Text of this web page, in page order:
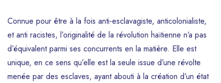
Connue pour être à la fois anti-esclavagiste, anticolonialiste,
et anti racistes, l’originalité de la révolution haïtienne n’a pas
d’équivalent parmi ses concurrents en la matière. Elle est
unique, en ce sens qu’elle est la seule issue d’une révolte
menée par des esclaves, ayant abouti à la création d’un état